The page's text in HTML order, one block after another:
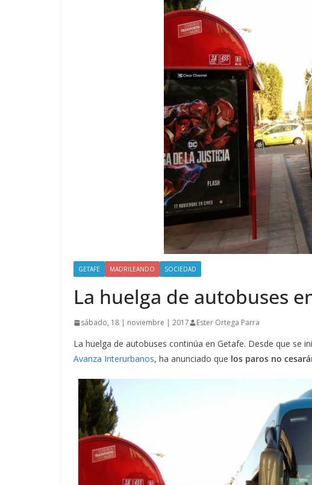
GETAFE MADRILEANDO SOCIEDAD
La huelga de autobuses
sábado, 18 | noviembre | 2017 Ester Ortega Parra
La huelga de autobuses continúa en Getafe. Desde que se
Avanza Interurbanos, ha anunciado que los paros no